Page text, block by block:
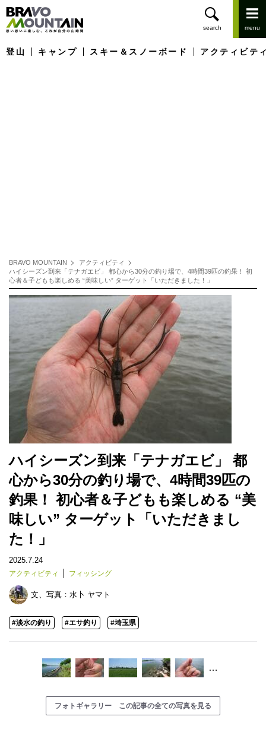
登山 キャンプ スキー＆スノーボード アクティビテ
BRAVO MOUNTAIN
アクティビティ
ハイシーズン到来「テナガエビ」 都心から30分の釣り場で、4時間39匹の釣果！ 初
心者＆子どもも楽しめる “美味しい” ターゲット「いただきました！」
ハイシーズン到来「テナガエビ」 都
心から30分の釣り場で、4時間39匹の
釣果！ 初心者＆子どもも楽しめる “美
味しい” ターゲット「いただきまし
た！」
2025.7.24
アクティビティ フィッシング
文、写真： 水卜 ヤマト
#淡水の釣り #エサ釣り #埼玉県
…
フォトギャラリー この記事の全ての写真を見る